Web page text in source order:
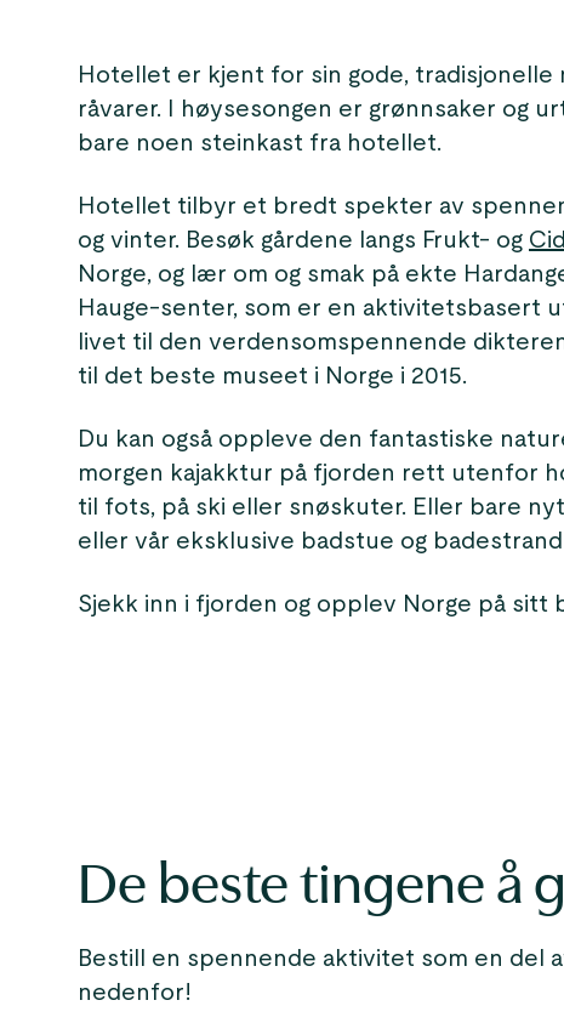
Hotellet er kjent for sin gode, tradisjonelle
råvarer. I høysesongen er grønnsaker og
bare noen steinkast fra hotellet.
Hotellet tilbyr et bredt spekter av
og vinter. Besøk gårdene langs Frukt- og
Norge, og lær om og smak på ekte
Hauge-senter, som er en aktivitetsbasert
livet til den verdensomspennende
til det beste museet i Norge i 2015.
Du kan også oppleve den fantastiske
morgen kajakktur på fjorden rett utenfor
til fots, på ski eller snøskuter. Eller bare
eller vår eksklusive badstue og
Sjekk inn i fjorden og opplev Norge på sitt
De beste tingene å
Bestill en spennende aktivitet som en del
nedenfor!